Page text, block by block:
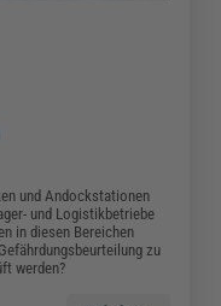
und Andockstationen
und Logistikbetriebe
in diesen Bereichen
zu
werden?